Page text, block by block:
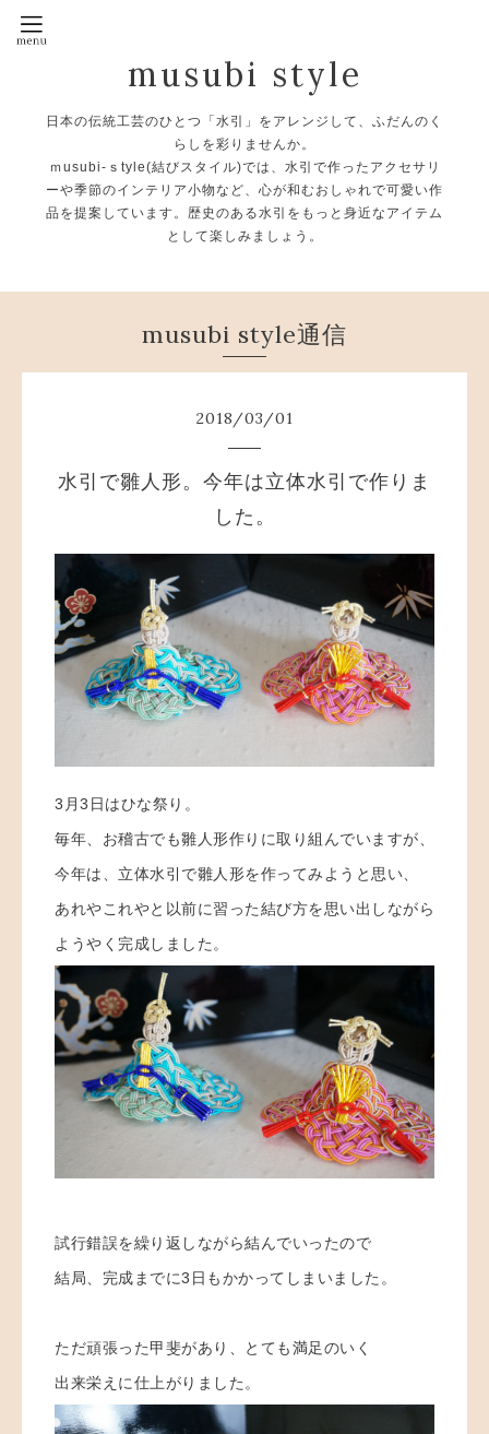
musubi style
日本の伝統工芸のひとつ「水引」をアレンジして、ふだんのく
らしを彩りませんか。
ｍusubi-ｓtyle(結びスタイル)では、水引で作ったアクセサリ
ーや季節のインテリア小物など、心が和むおしゃれで可愛い作
品を提案しています。歴史のある水引をもっと身近なアイテム
として楽しみましょう。
musubi style通信
2018/03/01
水引で雛人形。今年は立体水引で作りま
した。
3月3日はひな祭り。
毎年、お稽古でも雛人形作りに取り組んでいますが、
今年は、立体水引で雛人形を作ってみようと思い、
あれやこれやと以前に習った結び方を思い出しながら
ようやく完成しました。
試行錯誤を繰り返しながら結んでいったので
結局、完成までに3日もかかってしまいました。
ただ頑張った甲斐があり、とても満足のいく
出来栄えに仕上がりました。